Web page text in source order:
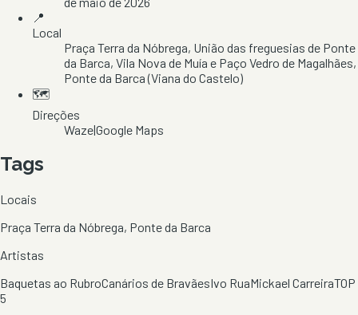
📍
Local
Praça Terra da Nóbrega, União das freguesias de Ponte
da Barca, Vila Nova de Muía e Paço Vedro de Magalhães,
Ponte da Barca(Viana do Castelo)
🗺️
Direções
Waze|Google Maps
Tags
Locais
Praça Terra da Nóbrega, Ponte da Barca
Artistas
Baquetas ao RubroCanários de BravãesIvo RuaMickael CarreiraTOP
5